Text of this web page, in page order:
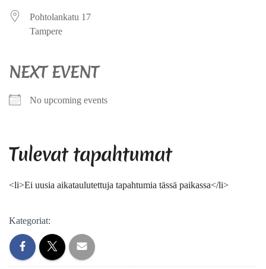
Pohtolankatu 17
Tampere
NEXT EVENT
No upcoming events
Tulevat tapahtumat
<li>Ei uusia aikataulutettuja tapahtumia tässä paikassa</li>
Kategoriat: